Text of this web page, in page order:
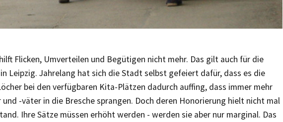
Flicken, Umverteilen und Begütigen nicht mehr. Das gilt auch für die
Leipzig. Jahrelang hat sich die Stadt selbst gefeiert dafür, dass es die
bei den verfügbaren Kita-Plätzen dadurch auffing, dass immer mehr
-väter in die Bresche sprangen. Doch deren Honorierung hielt nicht mal
Ihre Sätze müssen erhöht werden - werden sie aber nur marginal. Das